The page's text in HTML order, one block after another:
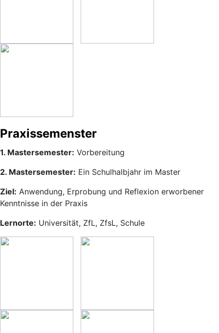
Praxissemenster
1. Mastersemester: Vorbereitung
2. Mastersemester: Ein Schulhalbjahr im Master
Ziel: Anwendung, Erprobung und Reflexion erworbener
Kenntnisse in der Praxis
Lernorte: Universität, ZfL, ZfsL, Schule